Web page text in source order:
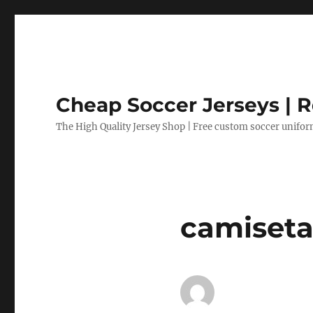
Cheap Soccer Jerseys |
The High Quality Jersey Shop | Free custom soccer